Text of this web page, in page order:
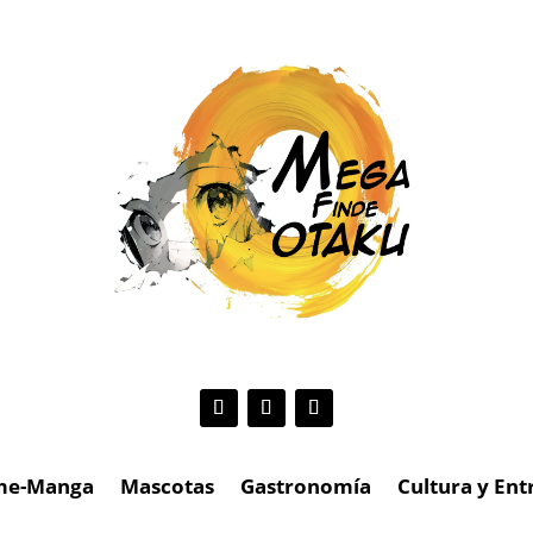
Manga Mascotas Gastronomía Cultura y